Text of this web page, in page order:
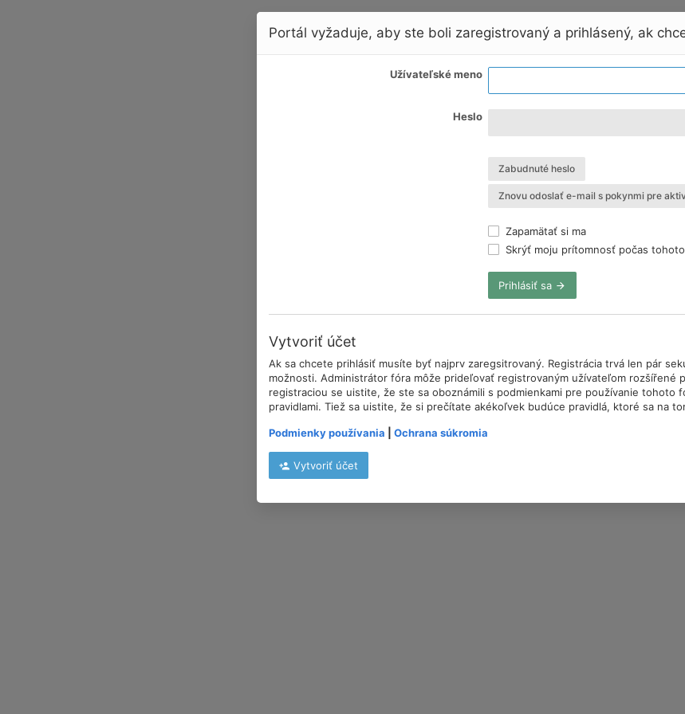
Portál vyžaduje, aby ste boli zaregistrovaný a prihlásený, ak
Užívateľské meno
Heslo
Zabudnuté heslo
Znovu odoslať e-mail s pokynmi pre
Zapamätať si ma
Skrýť moju prítomnosť počas
Prihlásiť sa
Vytvoriť účet
Ak sa chcete prihlásiť musíte byť najprv zaregsitrovaný. Registrácia trvá len pár
možnosti. Administrátor fóra môže prideľovať registrovaným užívateľom rozšířené
registraciou se uistite, že ste sa oboznámili s podmienkami pre používanie tohoto
pravidlami. Tiež sa uistite, že si prečítate akékoľvek budúce pravidlá, ktoré sa na
Podmienky používania Ochrana súkromia
Vytvoriť účet